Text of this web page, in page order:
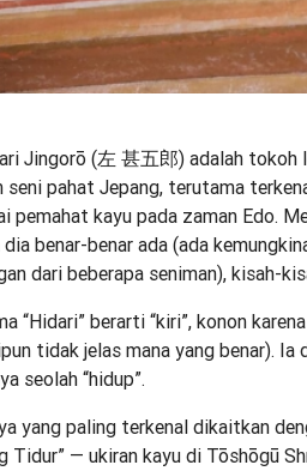
Jingorō (左 甚五郎) adalah tokoh
seni pahat Jepang, terutama
pemahat kayu pada zaman Edo.
dia benar-benar ada (ada
dari beberapa seniman), kisah-
“Hidari” berarti “kiri”, konon
tidak jelas mana yang benar).
seolah “hidup”.
yang paling terkenal dikaitkan
Tidur” — ukiran kayu di Tōshōgū